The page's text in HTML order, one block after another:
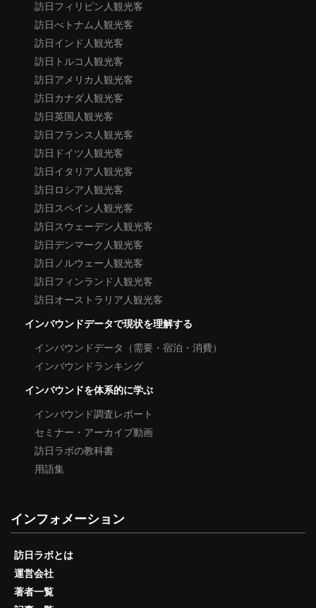
訪日フィリピン人観光客
訪日べトナム人観光客
訪日インド人観光客
訪日トルコ人観光客
訪日アメリカ人観光客
訪日カナダ人観光客
訪日英国人観光客
訪日フランス人観光客
訪日ドイツ人観光客
訪日イタリア人観光客
訪日ロシア人観光客
訪日スペイン人観光客
訪日スウェーデン人観光客
訪日デンマーク人観光客
訪日ノルウェー人観光客
訪日フィンランド人観光客
訪日オーストラリア人観光客
インバウンドデータで現状を理解する
インバウンドデータ（需要・宿泊・消費）
インバウンドランキング
インバウンドを体系的に学ぶ
インバウンド調査レポート
セミナー・アーカイブ動画
訪日ラボの教科書
用語集
インフォメーション
訪日ラボとは
運営会社
著者一覧